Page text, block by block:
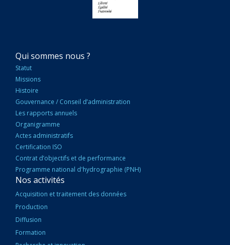
NAVIGATION
PRINCIPALE
Qui sommes nous ?
Statut
Missions
Histoire
Gouvernance / Conseil d’administration
Les rapports annuels
Organigramme
Actes administratifs
Certification ISO
Contrat d’objectifs et de performance
Programme national d'hydrographie (PNH)
Nos activités
Acquisition et traitement des données
Production
Diffusion
Formation